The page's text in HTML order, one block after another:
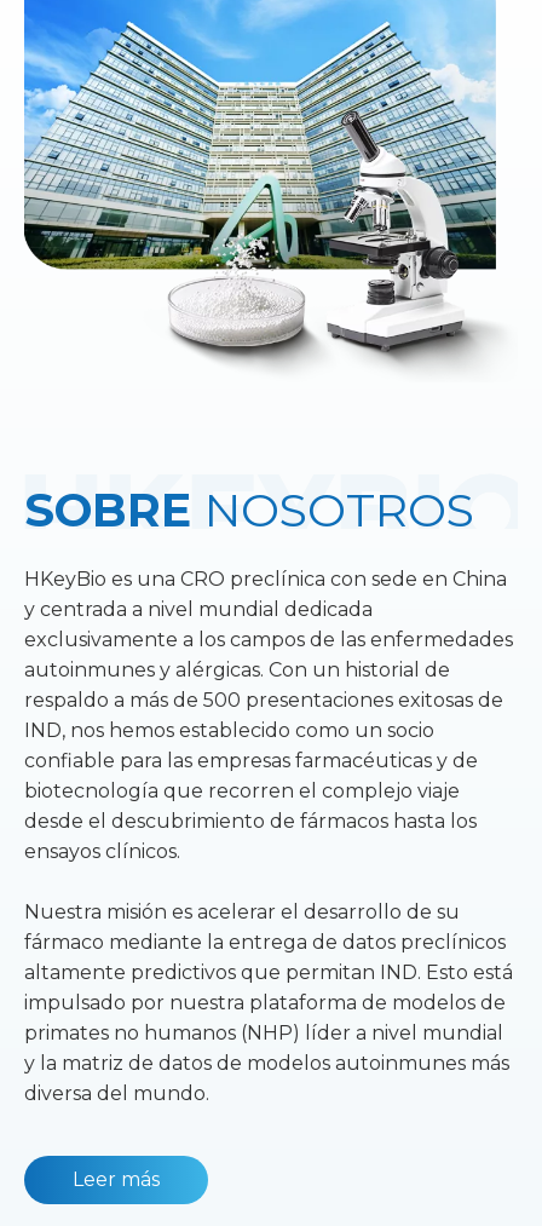
SOBRE NOSOTROS
HKeyBio es una CRO preclínica con sede en China
y centrada a nivel mundial dedicada
exclusivamente a los campos de las enfermedades
autoinmunes y alérgicas. Con un historial de
respaldo a más de 500 presentaciones exitosas de
IND, nos hemos establecido como un socio
confiable para las empresas farmacéuticas y de
biotecnología que recorren el complejo viaje
desde el descubrimiento de fármacos hasta los
ensayos clínicos.
Nuestra misión es acelerar el desarrollo de su
fármaco mediante la entrega de datos preclínicos
altamente predictivos que permitan IND. Esto está
impulsado por nuestra plataforma de modelos de
primates no humanos (NHP) líder a nivel mundial
y la matriz de datos de modelos autoinmunes más
diversa del mundo.
Leer más